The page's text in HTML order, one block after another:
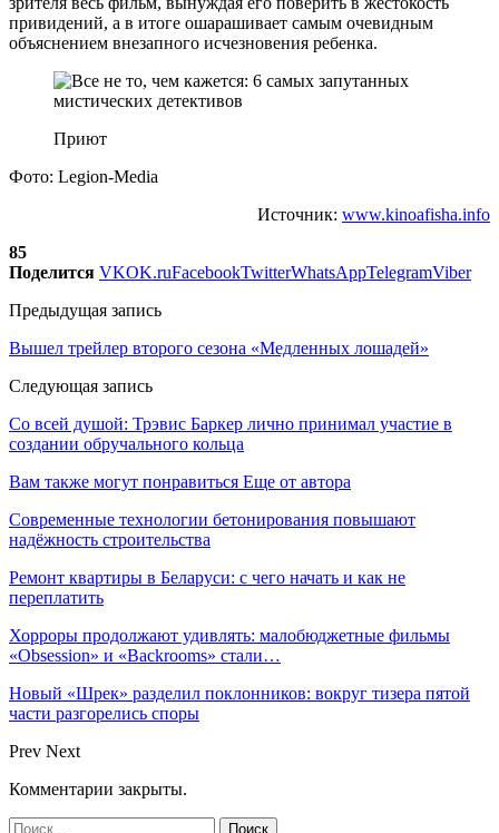
привидений, а в итоге ошарашивает самым очевидным
объяснением внезапного исчезновения ребенка.
Приют
Фото: Legion-Media
Источник: www.kinoafisha.info
85
Поделится VKOK.ruFacebookTwitterWhatsAppTelegramViber
Предыдущая запись
Вышел трейлер второго сезона «Медленных лошадей»
Следующая запись
Со всей душой: Трэвис Баркер лично принимал участие в
создании обручального кольца
Вам также могут понравиться Еще от автора
Современные технологии бетонирования повышают
надёжность строительства
Ремонт квартиры в Беларуси: с чего начать и как не
переплатить
Хорроры продолжают удивлять: малобюджетные фильмы
«Obsession» и «Backrooms» стали…
Новый «Шрек» разделил поклонников: вокруг тизера пятой
части разгорелись споры
Prev Next
Комментарии закрыты.